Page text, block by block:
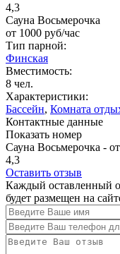
4,3
Сауна Восьмерочка
от 1000 руб/час
Тип парной:
Финская
Вместимость:
8 чел.
Характеристики:
Бассейн, Комната
Контактные данные
Показать номер
Сауна Восьмерочка -
4,3
Оставить отзыв
Каждый оставленный
будет размещен на